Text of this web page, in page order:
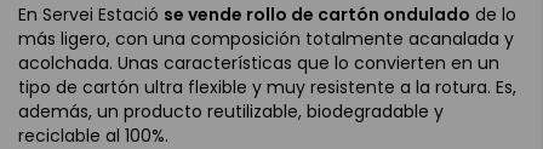
En Servei Estació se vende rollo de cartón ondulado de lo
más ligero, con una composición totalmente acanalada y
acolchada. Unas características que lo convierten en un
tipo de cartón ultra flexible y muy resistente a la rotura. Es,
además, un producto reutilizable, biodegradable y
reciclable al 100%.